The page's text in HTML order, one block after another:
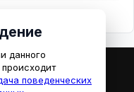
данного
поведенческих